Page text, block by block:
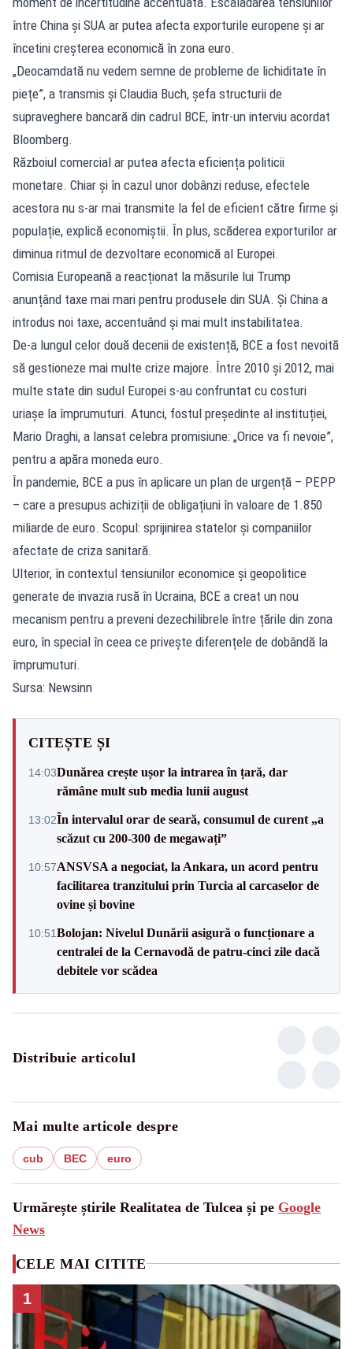
între China și SUA ar putea afecta exporturile europene și ar
încetini creșterea economică în zona euro.
„Deocamdată nu vedem semne de probleme de lichiditate în
piețe”, a transmis și Claudia Buch, șefa structurii de
supraveghere bancară din cadrul BCE, într-un interviu acordat
Bloomberg.
Războiul comercial ar putea afecta eficiența politicii
monetare. Chiar și în cazul unor dobânzi reduse, efectele
acestora nu s-ar mai transmite la fel de eficient către firme și
populație, explică economiștii. În plus, scăderea exporturilor ar
diminua ritmul de dezvoltare economică al Europei.
Comisia Europeană a reacționat la măsurile lui Trump
anunțând taxe mai mari pentru produsele din SUA. Și China a
introdus noi taxe, accentuând și mai mult instabilitatea.
De-a lungul celor două decenii de existență, BCE a fost nevoită
să gestioneze mai multe crize majore. Între 2010 și 2012, mai
multe state din sudul Europei s-au confruntat cu costuri
uriașe la împrumuturi. Atunci, fostul președinte al instituției,
Mario Draghi, a lansat celebra promisiune: „Orice va fi nevoie”,
pentru a apăra moneda euro.
În pandemie, BCE a pus în aplicare un plan de urgență – PEPP
– care a presupus achiziții de obligațiuni în valoare de 1.850
miliarde de euro. Scopul: sprijinirea statelor și companiilor
afectate de criza sanitară.
Ulterior, în contextul tensiunilor economice și geopolitice
generate de invazia rusă în Ucraina, BCE a creat un nou
mecanism pentru a preveni dezechilibrele între țările din zona
euro, în special în ceea ce privește diferențele de dobândă la
împrumuturi.
Sursa: Newsinn
CITEȘTE ȘI
14:03Dunărea crește ușor la intrarea în țară, dar
rămâne mult sub media lunii august
13:02În intervalul orar de seară, consumul de curent „a
scăzut cu 200-300 de megawați”
10:57ANSVSA a negociat, la Ankara, un acord pentru
facilitarea tranzitului prin Turcia al carcaselor de
ovine și bovine
10:51Bolojan: Nivelul Dunării asigură o funcționare a
centralei de la Cernavodă de patru-cinci zile dacă
debitele vor scădea
Distribuie articolul
Mai multe articole despre
cub BEC euro
Urmărește știrile Realitatea de Tulcea și pe Google
News
CELE MAI CITITE
1